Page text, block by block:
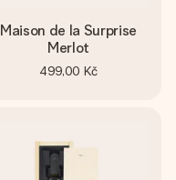
Maison de la Surprise
Merlot
499,00 Kč